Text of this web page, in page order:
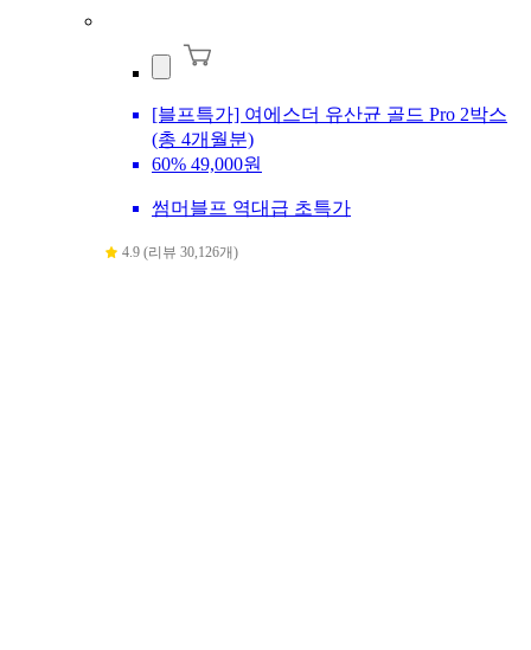
[블프특가] 여에스더 유산균 골드 Pro 2박스
(총 4개월분)
60% 49,000원
썸머블프 역대급 초특가
4.9 (리뷰 30,126개)